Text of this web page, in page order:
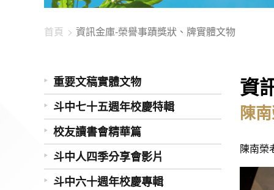
首頁 資訊金庫-榮譽事蹟獎狀、牌實體文物
重要文稿實體文物
斗中七十五週年校慶特輯
校友讀書會精華篇
斗中人四季分享會影片
斗中六十週年校慶專輯
資
陳
陳南榮